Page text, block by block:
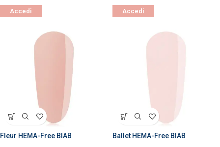
Accedi Accedi
Fleur HEMA-Free BIAB Ballet HEMA-Free BIAB